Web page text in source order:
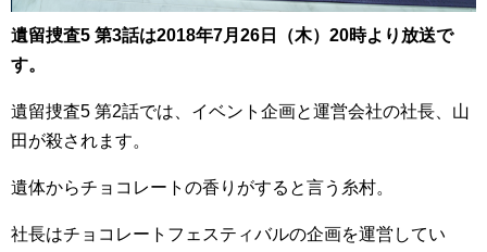
遺留捜査5 第3話は2018年7月26日（木）20時より放送で
す。
遺留捜査5 第2話では、イベント企画と運営会社の社長、山
田が殺されます。
遺体からチョコレートの香りがすると言う糸村。
社長はチョコレートフェスティバルの企画を運営してい